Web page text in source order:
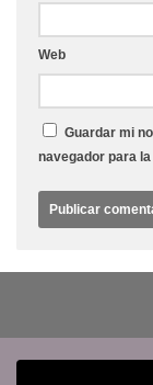
Web
Guardar mi
navegador para